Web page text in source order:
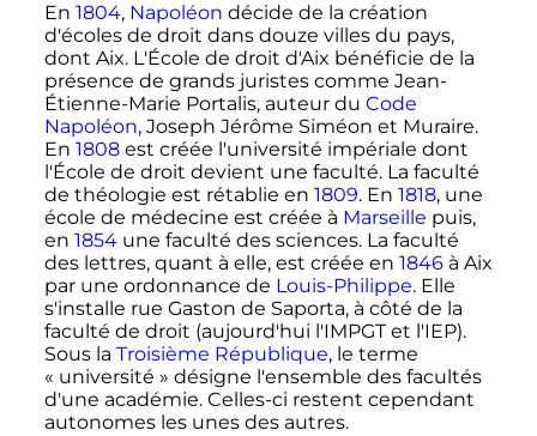
En 1804, Napoléon décide de la création
d'écoles de droit dans douze villes du pays,
dont Aix. L'École de droit d'Aix bénéficie de la
présence de grands juristes comme Jean-
Étienne-Marie Portalis, auteur du Code
Napoléon, Joseph Jérôme Siméon et Muraire.
En 1808est créée l'université impériale dont
l'École de droit devient une faculté. La faculté
de théologie est rétablie en 1809. En 1818, une
école de médecine est créée à Marseille puis,
en 1854une faculté des sciences. La faculté
des lettres, quant à elle, est créée en 1846à Aix
par une ordonnance de Louis-Philippe. Elle
s'installe rue Gaston de Saporta, à côté de la
faculté de droit (aujourd'hui l'IMPGT et l'IEP).
Sous la Troisième République, le terme
« université » désigne l'ensemble des facultés
d'une académie. Celles-ci restent cependant
autonomes les unes des autres.